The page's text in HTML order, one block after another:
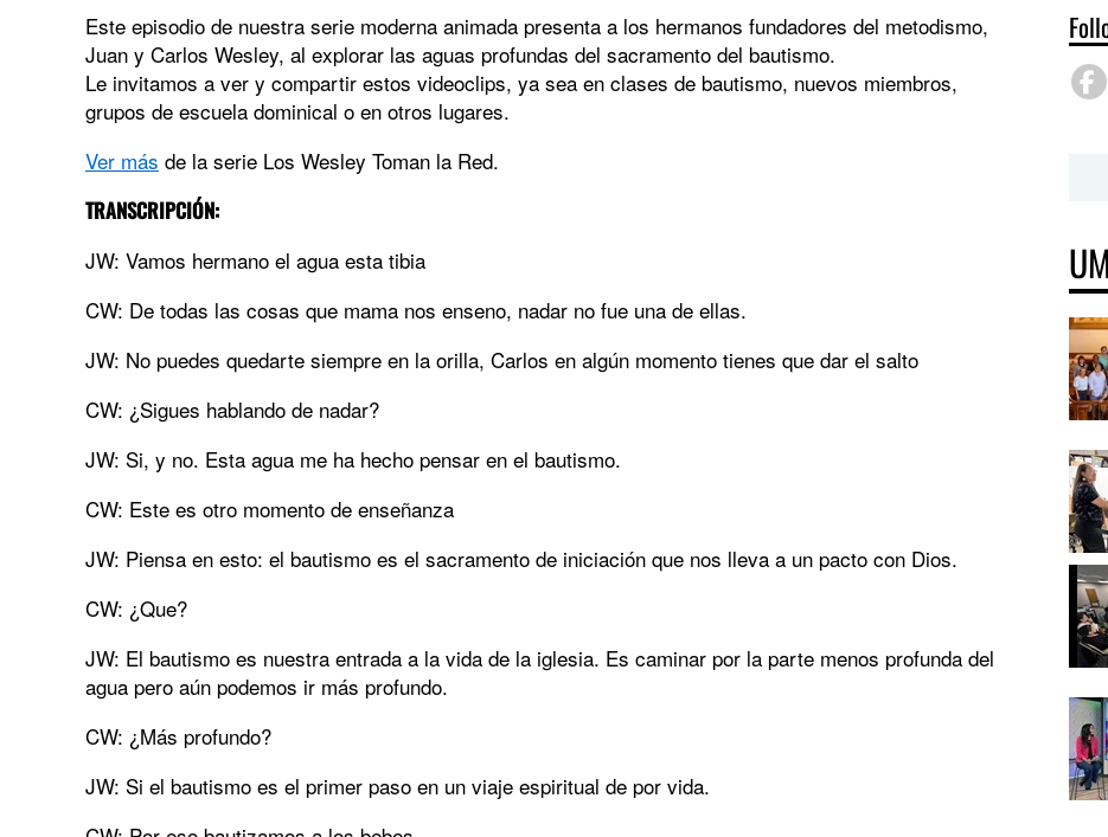
Este episodio de nuestra serie moderna animada presenta a los hermanos fundadores del metodismo,
Juan y Carlos Wesley, al explorar las aguas profundas del sacramento del bautismo.
Le invitamos a ver y compartir estos videoclips, ya sea en clases de bautismo, nuevos miembros,
grupos de escuela dominical o en otros lugares.
Ver más de la serie Los Wesley Toman la Red.
TRANSCRIPCIÓN:
JW: Vamos hermano el agua esta tibia
CW: De todas las cosas que mama nos enseno, nadar no fue una de ellas.
JW: No puedes quedarte siempre en la orilla, Carlos en algún momento tienes que dar el salto
CW: ¿Sigues hablando de nadar?
JW: Si, y no. Esta agua me ha hecho pensar en el bautismo.
CW: Este es otro momento de enseñanza
JW: Piensa en esto: el bautismo es el sacramento de iniciación que nos lleva a un pacto con Dios.
CW: ¿Que?
JW: El bautismo es nuestra entrada a la vida de la iglesia. Es caminar por la parte menos profunda del
agua pero aún podemos ir más profundo.
CW: ¿Más profundo?
JW: Si el bautismo es el primer paso en un viaje espiritual de por vida.